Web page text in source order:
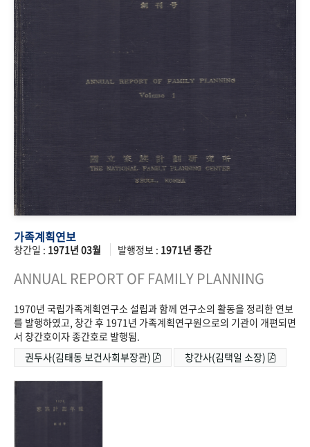
가족계획연보
창간일 : 1971년 03월 발행정보 : 1971년 종간
ANNUAL REPORT OF FAMILY PLANNING
1970년 국립가족계획연구소 설립과 함께 연구소의 활동을 정리한 연보
를 발행하였고, 창간 후 1971년 가족계획연구원으로의 기관이 개편되면
서 창간호이자 종간호로 발행됨.
권두사(김태동 보건사회부장관)
창간사(김택일 소장)